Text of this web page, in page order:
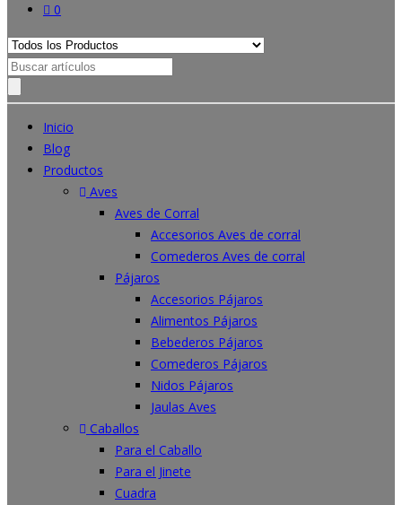
0
Search
Inicio
Blog
Productos
Aves
Aves de Corral
Accesorios Aves de corral
Comederos Aves de corral
Pájaros
Accesorios Pájaros
Alimentos Pájaros
Bebederos Pájaros
Comederos Pájaros
Nidos Pájaros
Jaulas Aves
Caballos
Para el Caballo
Para el Jinete
Cuadra